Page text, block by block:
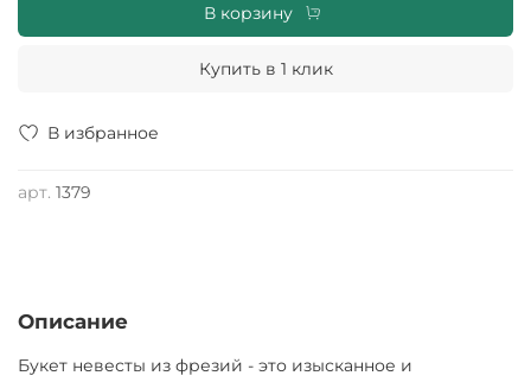
В избранное
арт. 1379
В корзину
Купить в 1 клик
Описание
Букет невесты из фрезий - это изысканное и